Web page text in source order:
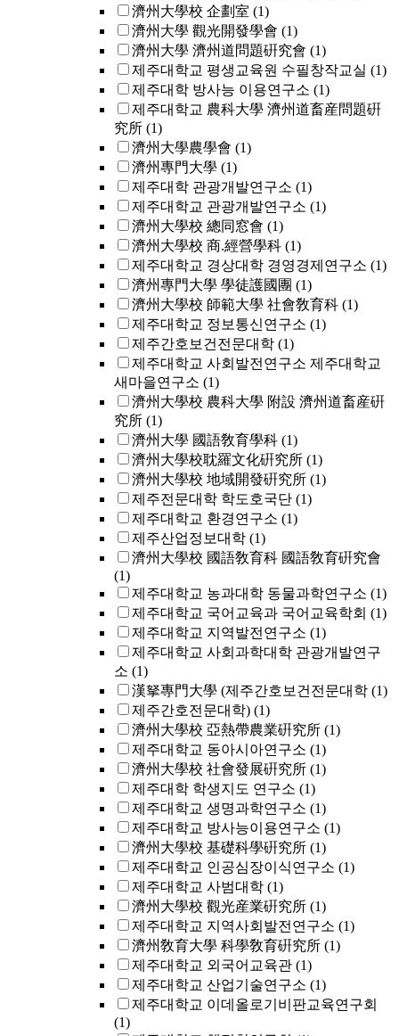
濟州大學校 企劃室 (1)
濟州大學 觀光開發學會 (1)
濟州大學 濟州道問題硏究會 (1)
제주대학교 평생교육원 수필창작교실 (1)
제주대학 방사능 이용연구소 (1)
제주대학교 農科大學 濟州道畜産問題硏
究所 (1)
濟州大學農學會 (1)
濟州專門大學 (1)
제주대학 관광개발연구소 (1)
제주대학교 관광개발연구소 (1)
濟州大學校 總同窓會 (1)
濟州大學校 商.經營學科 (1)
제주대학교 경상대학 경영경제연구소 (1)
濟州專門大學 學徒護國團 (1)
濟州大學校 師範大學 社會敎育科 (1)
제주대학교 정보통신연구소 (1)
제주간호보건전문대학 (1)
제주대학교 사회발전연구소 제주대학교
새마을연구소 (1)
濟州大學校 農科大學 附設 濟州道畜産硏
究所 (1)
濟州大學 國語敎育學科 (1)
濟州大學校耽羅文化硏究所 (1)
濟州大學校 地域開發硏究所 (1)
제주전문대학 학도호국단 (1)
제주대학교 환경연구소 (1)
제주산업정보대학 (1)
濟州大學校 國語敎育科 國語敎育硏究會
(1)
제주대학교 농과대학 동물과학연구소 (1)
제주대학교 국어교육과 국어교육학회 (1)
제주대학교 지역발전연구소 (1)
제주대학교 사회과학대학 관광개발연구
소 (1)
漢拏專門大學 (제주간호보건전문대학 (1)
제주간호전문대학) (1)
濟州大學校 亞熱帶農業硏究所 (1)
제주대학교 동아시아연구소 (1)
濟州大學校 社會發展硏究所 (1)
제주대학 학생지도 연구소 (1)
제주대학교 생명과학연구소 (1)
제주대학교 방사능이용연구소 (1)
濟州大學校 基礎科學硏究所 (1)
제주대학교 인공심장이식연구소 (1)
제주대학교 사범대학 (1)
濟州大學校 觀光産業硏究所 (1)
제주대학교 지역사회발전연구소 (1)
濟州敎育大學 科學敎育硏究所 (1)
제주대학교 외국어교육관 (1)
제주대학교 산업기술연구소 (1)
제주대학교 이데올로기비판교육연구회
(1)